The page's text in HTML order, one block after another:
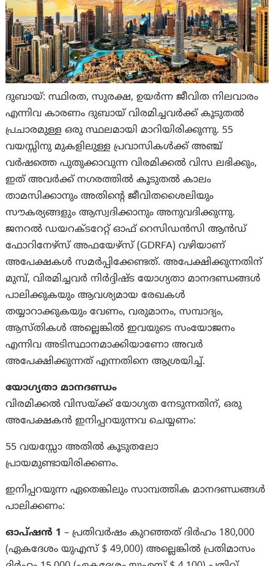
ദുബായ്: സ്ഥിരത, സുരക്ഷ, ഉയർന്ന ജീവിത നിലവാരം
എന്നിവ കാരണം ദുബായ് വിരമിച്ചവർക്ക് കൂടുതൽ
പ്രചാരമുള്ള ഒരു സ്ഥലമായി മാറിയിരിക്കുന്നു. 55
വയസ്സിനു മുകളിലുള്ള പ്രവാസികൾക്ക് അഞ്ച്
വർഷത്തെ പുതുക്കാവുന്ന വിരമിക്കൽ വിസ ലഭിക്കും,
ഇത് അവർക്ക് നഗരത്തിൽ കൂടുതൽ കാലം
താമസിക്കാനും അതിന്റെ ജീവിതശൈലിയും
സൗകര്യങ്ങളും ആസ്വദിക്കാനും അനുവദിക്കുന്നു.
ജനറൽ ഡയറക്ടറേറ്റ് ഓഫ് റെസിഡൻസി ആൻഡ്
ഫോറിനേഴ്‌സ് അഫയേഴ്‌സ് (GDRFA) വഴിയാണ്
അപേക്ഷകൾ സമർപ്പിക്കേണ്ടത്. അപേക്ഷിക്കുന്നതിന്
മുമ്പ്, വിരമിച്ചവർ നിർദ്ദിഷ്ട യോഗ്യതാ മാനദണ്ഡങ്ങൾ
പാലിക്കുകയും ആവശ്യമായ രേഖകൾ
തയ്യാറാക്കുകയും വേണം, വരുമാനം, സമ്പാദ്യം,
ആസ്തികൾ അല്ലെങ്കിൽ ഇവയുടെ സംയോജനം
എന്നിവ അടിസ്ഥാനമാക്കിയാണോ അവർ
അപേക്ഷിക്കുന്നത് എന്നതിനെ ആശ്രയിച്ച്.
യോഗ്യതാ മാനദണ്ഡം
വിരമിക്കൽ വിസയ്ക്ക് യോഗ്യത നേടുന്നതിന്, ഒരു
അപേക്ഷകൻ ഇനിപ്പറയുന്നവ ചെയ്യണം:
55 വയസ്സോ അതിൽ കൂടുതലോ
പ്രായമുണ്ടായിരിക്കണം.
ഇനിപ്പറയുന്ന ഏതെങ്കിലും സാമ്പത്തിക മാനദണ്ഡങ്ങൾ
പാലിക്കണം:
ഓപ്ഷൻ 1 – പ്രതിവർഷം കുറഞ്ഞത് ദിർഹം 180,000
(ഏകദേശം യുഎസ് $ 49,000) അല്ലെങ്കിൽ പ്രതിമാസം